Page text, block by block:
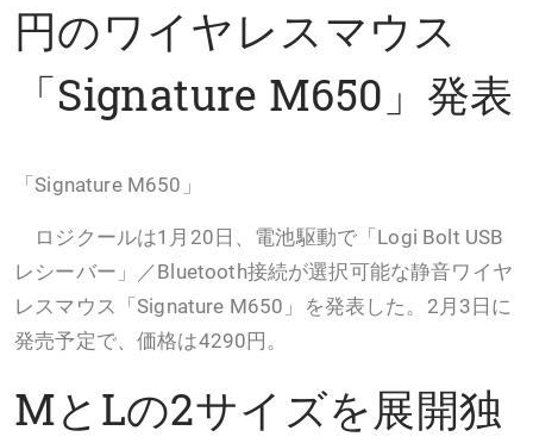
円のワイヤレスマウス
「Signature M650」発表
「Signature M650」
ロジクールは1月20日、電池駆動で「Logi Bolt USB
レシーバー」／Bluetooth接続が選択可能な静音ワイヤ
レスマウス「Signature M650」を発表した。2月3日に
発売予定で、価格は4290円。
MとLの2サイズを展開独